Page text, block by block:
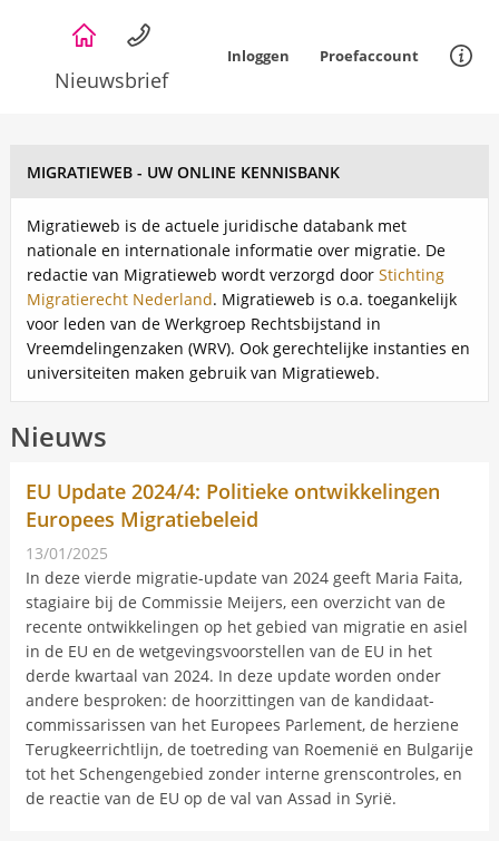
Nieuwsbrief
Inloggen Proefaccount
MIGRATIEWEB - UW ONLINE KENNISBANK
Migratieweb is de actuele juridische databank met
nationale en internationale informatie over migratie. De
redactie van Migratieweb wordt verzorgd door Stichting
Migratierecht Nederland. Migratieweb is o.a. toegankelijk
voor leden van de Werkgroep Rechtsbijstand in
Vreemdelingenzaken (WRV). Ook gerechtelijke instanties en
universiteiten maken gebruik van Migratieweb.
Nieuws
EU Update 2024/4: Politieke ontwikkelingen
Europees Migratiebeleid
13/01/2025
Nieuwsbericht
In deze vierde migratie-update van 2024 geeft Maria Faita,
stagiaire bij de Commissie Meijers, een overzicht van de
recente ontwikkelingen op het gebied van migratie en asiel
in de EU en de wetgevingsvoorstellen van de EU in het
derde kwartaal van 2024. In deze update worden onder
andere besproken: de hoorzittingen van de kandidaat-
commissarissen van het Europees Parlement, de herziene
Terugkeerrichtlijn, de toetreding van Roemenië en Bulgarije
tot het Schengengebied zonder interne grenscontroles, en
de reactie van de EU op de val van Assad in Syrië.